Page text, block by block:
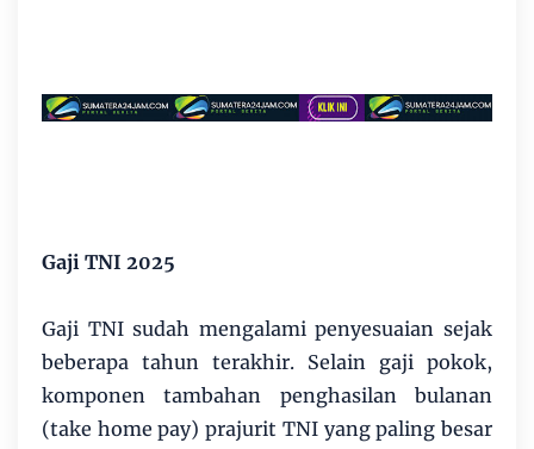
Gaji TNI 2025
Gaji TNI sudah mengalami penyesuaian sejak
beberapa tahun terakhir. Selain gaji pokok,
komponen tambahan penghasilan bulanan
(take home pay) prajurit TNI yang paling besar